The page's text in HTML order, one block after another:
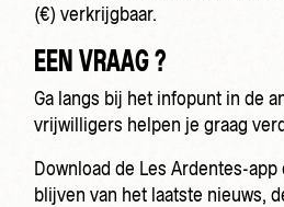
(€) verkrijgbaar.
EEN VRAAG ?
Ga langs bij het infopunt in de
vrijwilligers helpen je graag
Download de Les Ardentes-
blijven van het laatste nieuws,